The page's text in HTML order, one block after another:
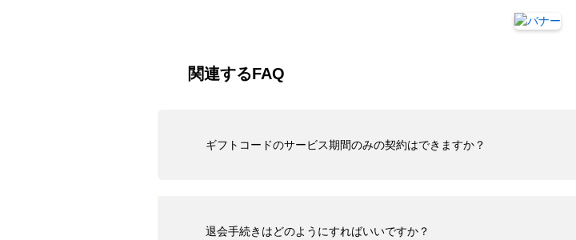
関連するFAQ
ギフトコードのサービス期間のみの契約はできますか？
退会手続きはどのようにすればいいですか？